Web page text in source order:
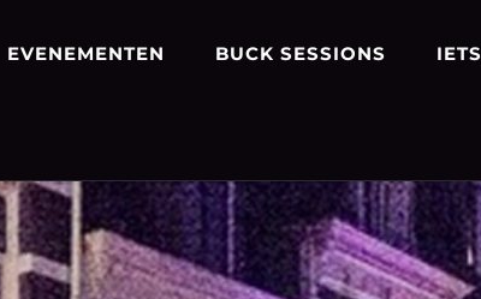
EVENEMENTEN BUCK SESSIONS